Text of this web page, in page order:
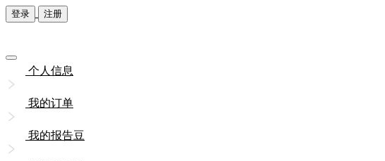
登录 注册
个人信息
我的订单
我的报告豆